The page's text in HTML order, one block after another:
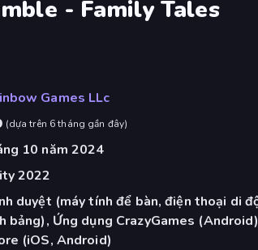
- Family Tales
Games LLc
(dựa trên 6 tháng gần đây)
10 năm 2024
2022
duyệt (máy tính để bàn, điện thoại di
bảng), Ứng dụng CrazyGames
(iOS, Android)